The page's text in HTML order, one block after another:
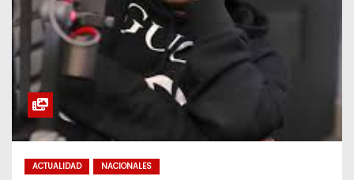
ACTUALIDAD NACIONALES